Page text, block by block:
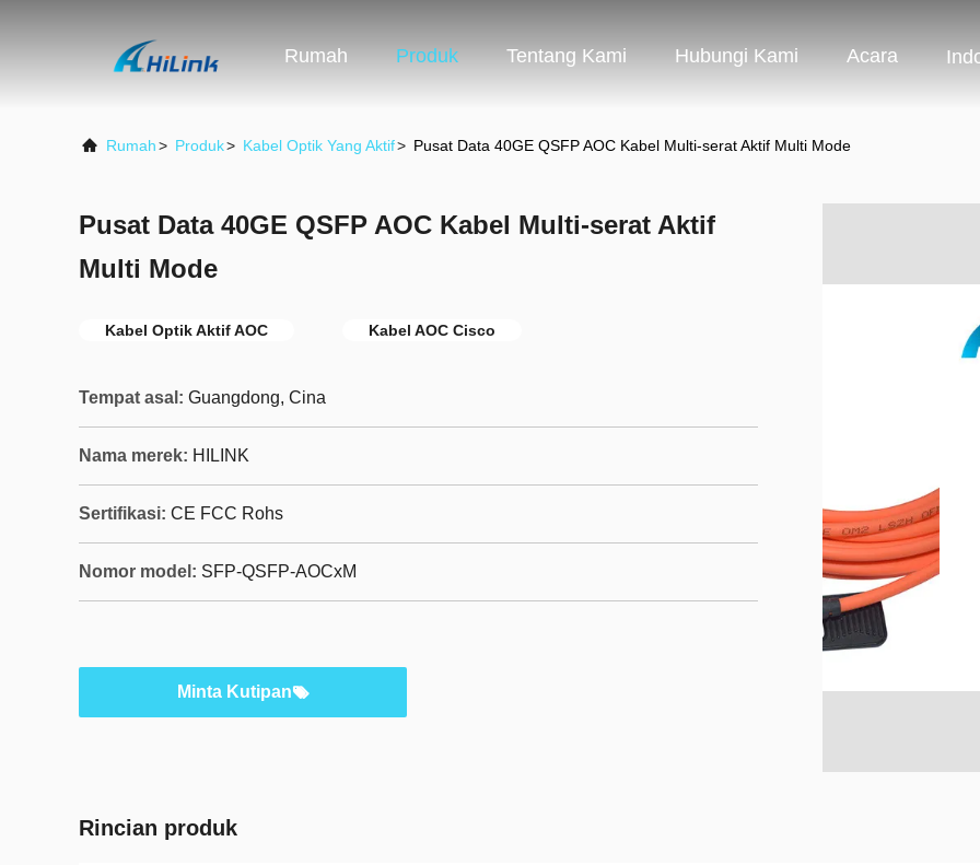
Rumah Produk Tentang Kami Hubungi Kami Acara
Rumah> Produk> Kabel Optik Yang Aktif> Pusat Data 40GE QSFP AOC Kabel Multi-serat Aktif Multi Mode
Pusat Data 40GE QSFP AOC Kabel Multi-serat Aktif
Multi Mode
Kabel Optik Aktif AOC Kabel AOC Cisco
Tempat asal: Guangdong, Cina
Nama merek: HILINK
Sertifikasi: CE FCC Rohs
Nomor model: SFP-QSFP-AOCxM
Minta Kutipan
Rincian produk